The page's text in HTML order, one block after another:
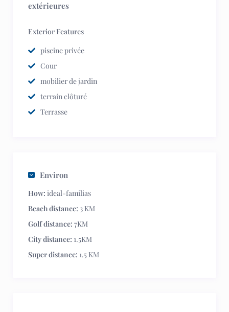
extérieures
Exterior Features
piscine privée
Cour
mobilier de jardin
terrain clôturé
Terrasse
Environ
How: ideal-familias
Beach distance: 3 KM
Golf distance: 7KM
City distance: 1.5KM
Super distance: 1.5 KM